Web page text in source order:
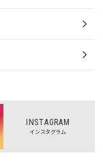
INSTAGRAM
インスタグラム